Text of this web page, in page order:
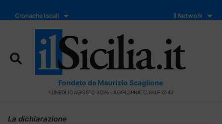
Cronache locali Il Network
Fondato da Maurizio Scaglione
LUNEDÌ 10 AGOSTO 2026 - AGGIORNATO ALLE 12:42
La dichiarazione